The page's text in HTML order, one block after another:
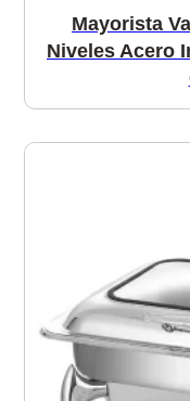
Mayorista
Niveles Acero